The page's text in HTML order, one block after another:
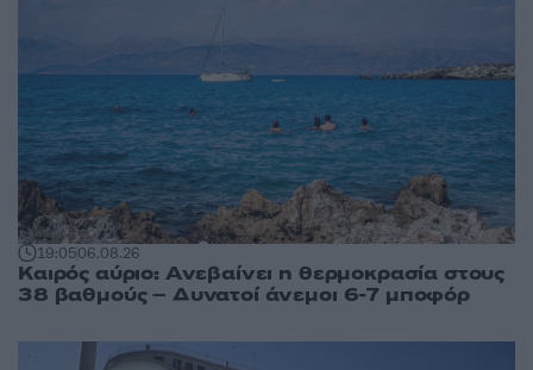
19:0506.08.26
Καιρός αύριο: Ανεβαίνει η θερμοκρασία στους
38 βαθμούς – Δυνατοί άνεμοι 6-7 μποφόρ